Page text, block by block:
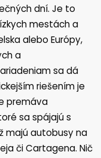
dní. Je to
mestách a
alebo Európy,
a
sa dá
riešením je
premáva
sa spájajú s
majú autobusy na
či Cartagena. Nič